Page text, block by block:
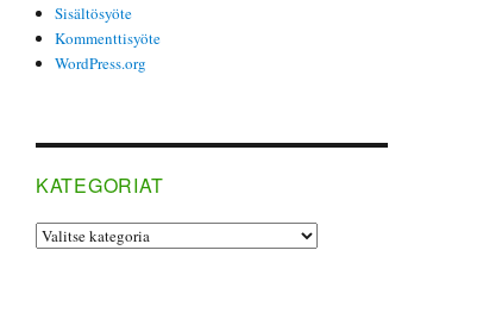
vai helpotuksen?”
Sisältösyöte
Kommenttisyöte
WordPress.org
KATEGORIAT
Kategoriat